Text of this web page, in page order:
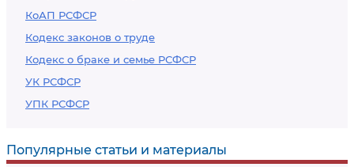
КоАП РСФСР
Кодекс законов о труде
Кодекс о браке и семье РСФСР
УК РСФСР
УПК РСФСР
Популярные статьи и материалы